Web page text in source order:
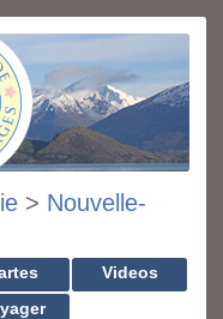
> Nouvelle-
Videos